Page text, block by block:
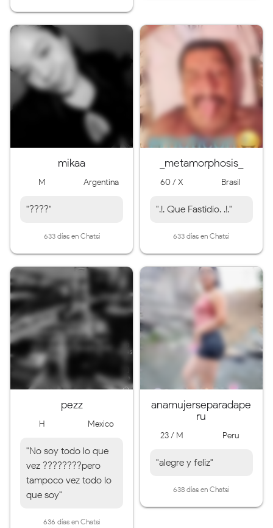
mikaa
M Argentina
"????"
633 días en Chatsi
_metamorphosis_
60 / X Brasil
".!. Que Fastidio. .!."
633 días en Chatsi
pezz
H Mexico
"No soy todo lo que
vez ????????pero
tampoco vez todo lo
que soy"
636 días en Chatsi
anamujerseparadape
ru
23 / M Peru
"alegre y feliz"
638 días en Chatsi